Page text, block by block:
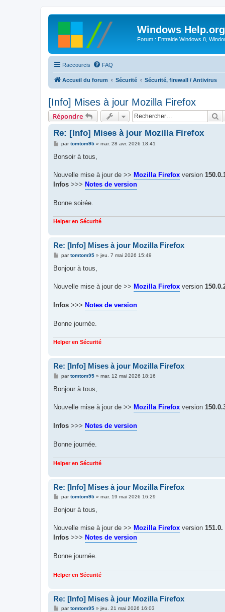
Windows Help.org
Forum : Entraide Windows 8,
Raccourcis FAQ
Accueil du forum Sécurité Sécurité, firewall / Antivirus
[Info] Mises à jour Mozilla Firefox
Répondre
Re: [Info] Mises à jour Mozilla Firefox
M
s
g
partomtom95» mar. 28 avr. 2026 18:41
Bonsoir à tous,
Nouvelle mise à jour de >> Mozilla Firefox version
Infos >>> Notes de version
Bonne soirée.
Helper en Sécurité
Re: [Info] Mises à jour Mozilla Firefox
M
s
g
partomtom95» jeu. 7 mai 2026 15:49
Bonjour à tous,
Nouvelle mise à jour de >> Mozilla Firefox version
Infos >>> Notes de version
Bonne journée.
Helper en Sécurité
Re: [Info] Mises à jour Mozilla Firefox
M
s
g
partomtom95» mar. 12 mai 2026 18:16
Bonjour à tous,
Nouvelle mise à jour de >> Mozilla Firefox version
Infos >>> Notes de version
Bonne journée.
Helper en Sécurité
Re: [Info] Mises à jour Mozilla Firefox
M
s
g
partomtom95» mar. 19 mai 2026 16:29
Bonjour à tous,
Nouvelle mise à jour de >> Mozilla Firefox version 151.0.
Infos >>> Notes de version
Bonne journée.
Helper en Sécurité
Re: [Info] Mises à jour Mozilla Firefox
Mpartomtom95» jeu. 21 mai 2026 16:03